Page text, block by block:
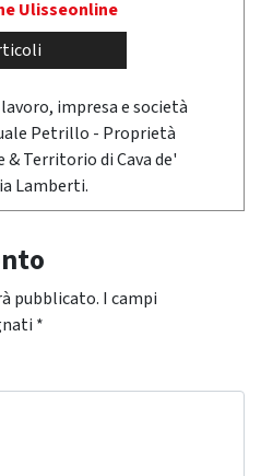
Ulisseonline
impresa e società
Petrillo - Proprietà
Territorio di Cava de'
Lamberti.
pubblicato. I campi
*